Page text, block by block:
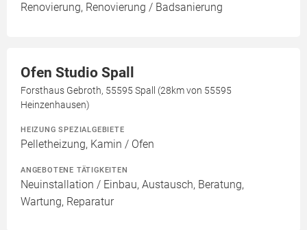
Renovierung, Renovierung / Badsanierung
Ofen Studio Spall
Forsthaus Gebroth, 55595 Spall (28km von 55595
Heinzenhausen)
HEIZUNG SPEZIALGEBIETE
Pelletheizung, Kamin / Ofen
ANGEBOTENE TÄTIGKEITEN
Neuinstallation / Einbau, Austausch, Beratung,
Wartung, Reparatur